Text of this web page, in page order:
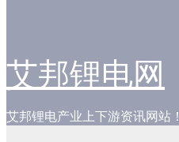
艾邦锂电网
艾邦锂电产业上下游资讯网站！